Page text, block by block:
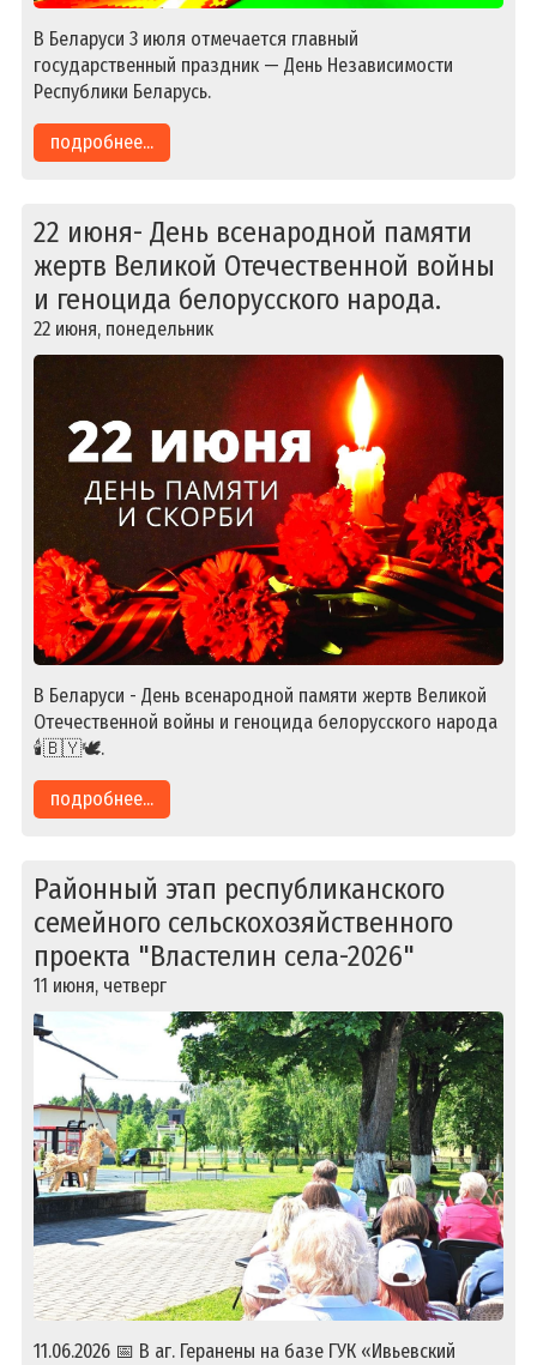
В Беларуси 3 июля отмечается главный
государственный праздник — День Независимости
Республики Беларусь.
подробнее...
22 июня- День всенародной памяти
жертв Великой Отечественной войны
и геноцида белорусского народа.
22 июня, понедельник
В Беларуси - День всенародной памяти жертв Великой
Отечественной войны и геноцида белорусского народа
🕯️🇧🇾🕊️.
подробнее...
Районный этап республиканского
семейного сельскохозяйственного
проекта "Властелин села-2026"
11 июня, четверг
11.06.2026 📅 В аг. Геранены на базе ГУК «Ивьевский